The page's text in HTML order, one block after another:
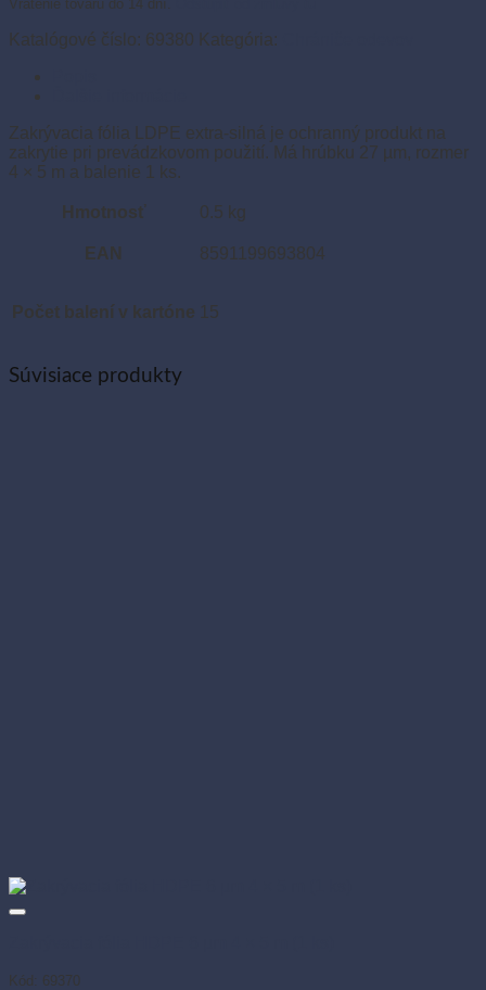
extra-
(1
ks)
Vrátenie tovaru do 14 dní.
Katalógové číslo: 69380 Kategória:
Zakrývacia fólia LDPE extra-silná je ochranný produkt na
zakrytie pri prevádzkovom použití. Má hrúbku 27 µm, rozmer
4 × 5 m a balenie 1 ks.
Hmotnosť 0.5 kg
EAN 8591199693804
Počet balení v kartóne 15
Súvisiace produkty
Kód: 69370